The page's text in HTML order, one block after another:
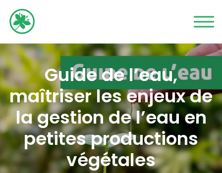
Guide de l’eau,
maîtriser les enjeux de
la gestion de l’eau en
petites productions
végétales